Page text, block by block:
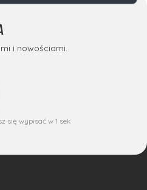
i nowościami.
się wypisać w 1 sek